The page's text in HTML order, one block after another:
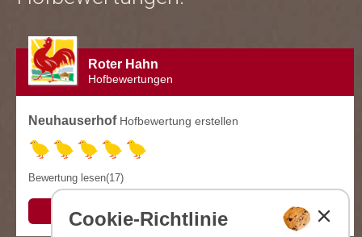
Cookie-Richtlinie
Roter Hahn
Hofbewertungen
Neuhauserhof Hofbewertung erstellen
Bewertung lesen(17)
URLAUB AUF DEM BAUERNHOF